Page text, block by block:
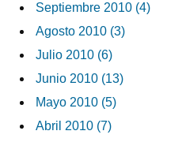
Septiembre 2010 (4)
Agosto 2010 (3)
Julio 2010 (6)
Junio 2010 (13)
Mayo 2010 (5)
Abril 2010 (7)